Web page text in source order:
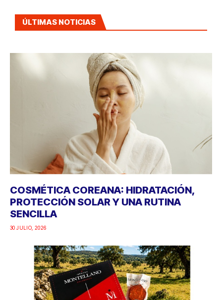
ÚLTIMAS NOTICIAS
COSMÉTICA COREANA: HIDRATACIÓN,
PROTECCIÓN SOLAR Y UNA RUTINA
SENCILLA
30 JULIO, 2026